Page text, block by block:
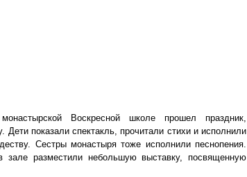
Воскресной школе прошел праздник,
показали спектакль, прочитали стихи и исполнили
Сестры монастыря тоже исполнили песнопения.
зале разместили небольшую выставку, посвященную